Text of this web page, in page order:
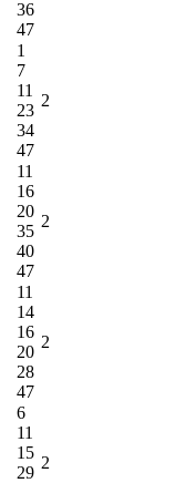
36
47
1
7
11
23
34
47
2
11
16
20
35
40
47
2
11
14
16
20
28
47
2
6
11
15
29
2